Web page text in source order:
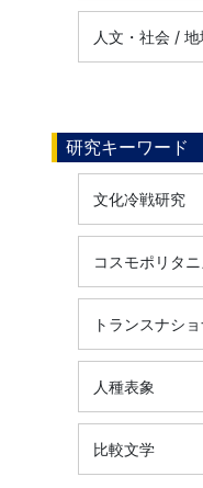
人文・社会 /
研究キーワード
文化冷戦研究
コスモポリタ
トランスナシ
人種表象
比較文学